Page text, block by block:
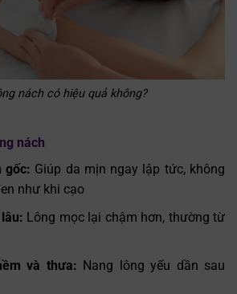
nách có hiệu quả không?
nách
gốc: Giúp da mịn ngay lập tức, không
như khi cạo
Lông mọc lại chậm hơn, thường từ
và thưa: Nang lông yếu dần sau